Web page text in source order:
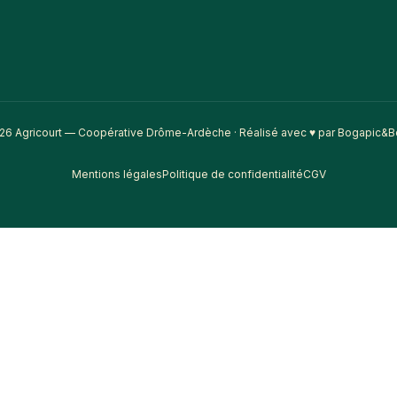
Agricourt — Coopérative Drôme-Ardèche · Réalisé avec ♥ par
Mentions légalesPolitique de confidentialitéCGV